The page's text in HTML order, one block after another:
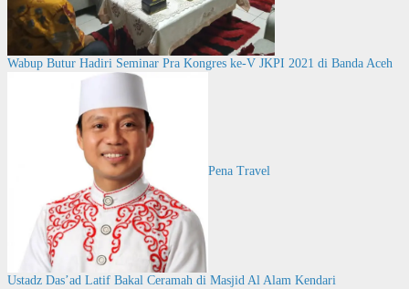
Wabup Butur Hadiri Seminar Pra Kongres ke-V JKPI 2021 di Banda Aceh
Pena Travel
Ustadz Das’ad Latif Bakal Ceramah di Masjid Al Alam Kendari